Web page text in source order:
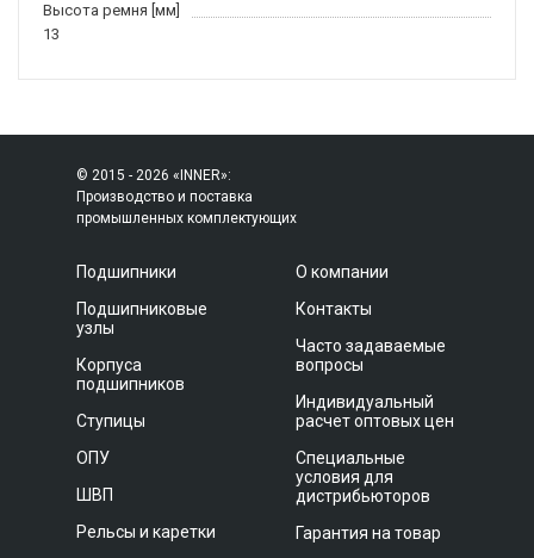
Высота ремня [мм]
13
© 2015 - 2026 «INNER»:
Производство и поставка
промышленных комплектующих
Подшипники
Подшипниковые
узлы
Корпуса
подшипников
Ступицы
ОПУ
ШВП
Рельсы и каретки
О компании
Контакты
Часто задаваемые
вопросы
Индивидуальный
расчет оптовых цен
Специальные
условия для
дистрибьюторов
Гарантия на товар